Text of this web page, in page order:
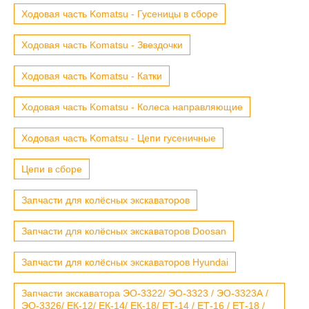
Ходовая часть Komatsu - Гусеницы в сборе
Ходовая часть Komatsu - Звездочки
Ходовая часть Komatsu - Катки
Ходовая часть Komatsu - Колеса направляющие
Ходовая часть Komatsu - Цепи гусеничные
Цепи в сборе
Запчасти для колёсных экскаваторов
Запчасти для колёсных экскаваторов Doosan
Запчасти для колёсных экскаваторов Hyundai
Запчасти экскаватора ЭО-3322/ ЭО-3323 / ЭО-3323А /
ЭО-3326/ ЕК-12/ ЕК-14/ ЕК-18/ ЕТ-14 / ЕТ-16 / ЕТ-18 /